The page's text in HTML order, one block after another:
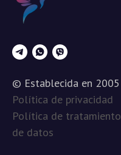
© Establecida en 2005
Política de privacidad
Política de tratamiento
de datos